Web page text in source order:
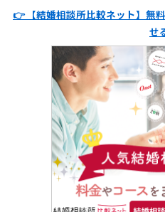
👉 【結婚相談所比較ネット】無
せ